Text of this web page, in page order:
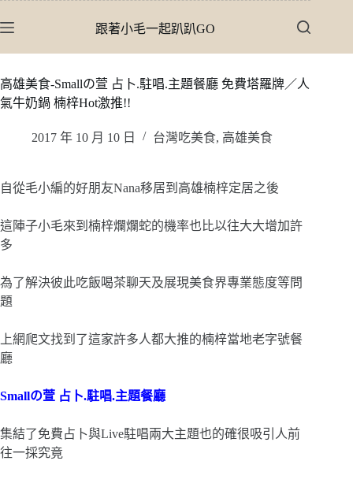
至
內
容
跟著小毛一起趴趴GO
高雄美食-Smallの萱 占卜.駐唱.主題餐廳 免費塔羅牌／人
氣牛奶鍋 楠梓Hot激推!!
2017 年 10 月 10 日 台灣吃美食, 高雄美食
自從毛小編的好朋友Nana移居到高雄楠梓定居之後
這陣子小毛來到楠梓爛爛蛇的機率也比以往大大增加許
多
為了解決彼此吃飯喝茶聊天及展現美食界專業態度等問
題
上網爬文找到了這家許多人都大推的楠梓當地老字號餐
廳
Smallの萱 占卜.駐唱.主題餐廳
集結了免費占卜與Live駐唱兩大主題也的確很吸引人前
往一採究竟